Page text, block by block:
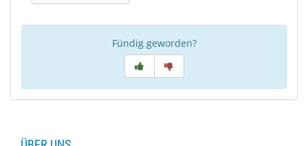
Fündig geworden?